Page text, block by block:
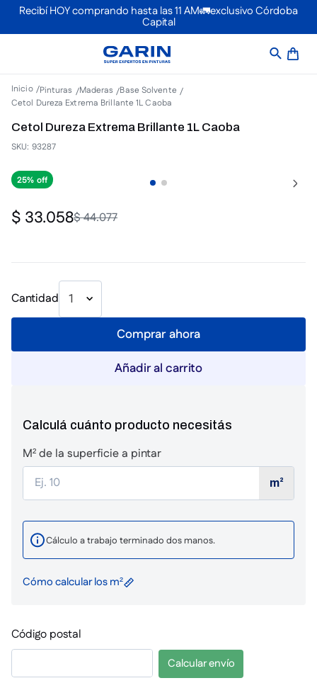
Recibí HOY comprando hasta las 11 AM🚛exclusivo Córdoba
Capital
Pinturas Maderas
Base Solvente
Cetol Dureza Extrema Brillante 1L Caoba
Cetol Dureza Extrema Brillante 1L Caoba
SKU: 93287
25%
$44.077
$ 33.058
Cantidad 1
Comprar ahora
Añadir al carrito
Calculá cuánto producto necesitás
M² de la superficie a pintar
m²
Cálculo a trabajo terminado dos manos.
Cómo calcular los m²
Código postal
Calcular envío